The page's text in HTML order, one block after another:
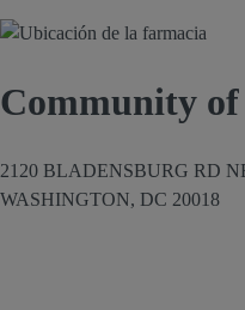
Community
2120 BLADENSBURG RD
WASHINGTON, DC 20018